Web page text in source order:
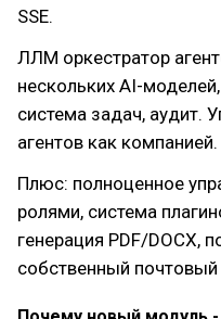
SSE.
ЛЛМ оркестратор
нескольких AI-
система задач, аудит.
агентов как компанией.
Плюс: полноценное
ролями, система
генерация PDF/DOCX,
собственный